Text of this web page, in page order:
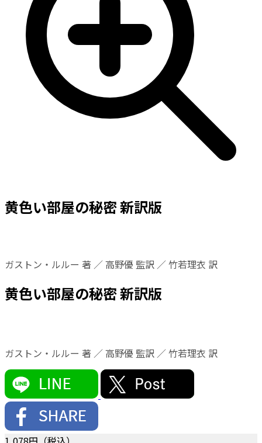
黄色い部屋の秘密 新訳版
ガストン・ルルー 著 ／ 高野優 監訳 ／ 竹若理衣 訳
黄色い部屋の秘密 新訳版
ガストン・ルルー 著 ／ 高野優 監訳 ／ 竹若理衣 訳